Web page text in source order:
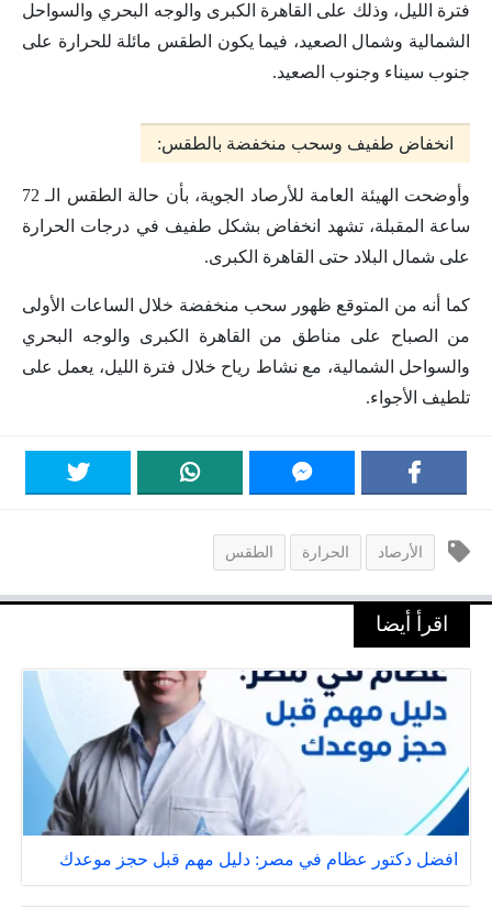
فترة الليل، وذلك على القاهرة الكبرى والوجه البحري والسواحل
الشمالية وشمال الصعيد، فيما يكون الطقس مائلة للحرارة على
جنوب سيناء وجنوب الصعيد.
انخفاض طفيف وسحب منخفضة بالطقس:
وأوضحت الهيئة العامة للأرصاد الجوية، بأن حالة الطقس الـ 72
ساعة المقبلة، تشهد انخفاض بشكل طفيف في درجات الحرارة
على شمال البلاد حتى القاهرة الكبرى.
كما أنه من المتوقع ظهور سحب منخفضة خلال الساعات الأولى
من الصباح على مناطق من القاهرة الكبرى والوجه البحري
والسواحل الشمالية، مع نشاط رياح خلال فترة الليل، يعمل على
تلطيف الأجواء.
الأرصاد الحرارة الطقس
اقرأ أيضا
افضل دكتور عظام في مصر: دليل مهم قبل حجز موعدك